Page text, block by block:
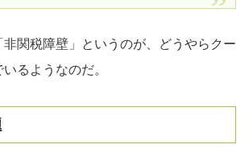
非関税障壁」というのが、どうやらクー
るようなのだ。